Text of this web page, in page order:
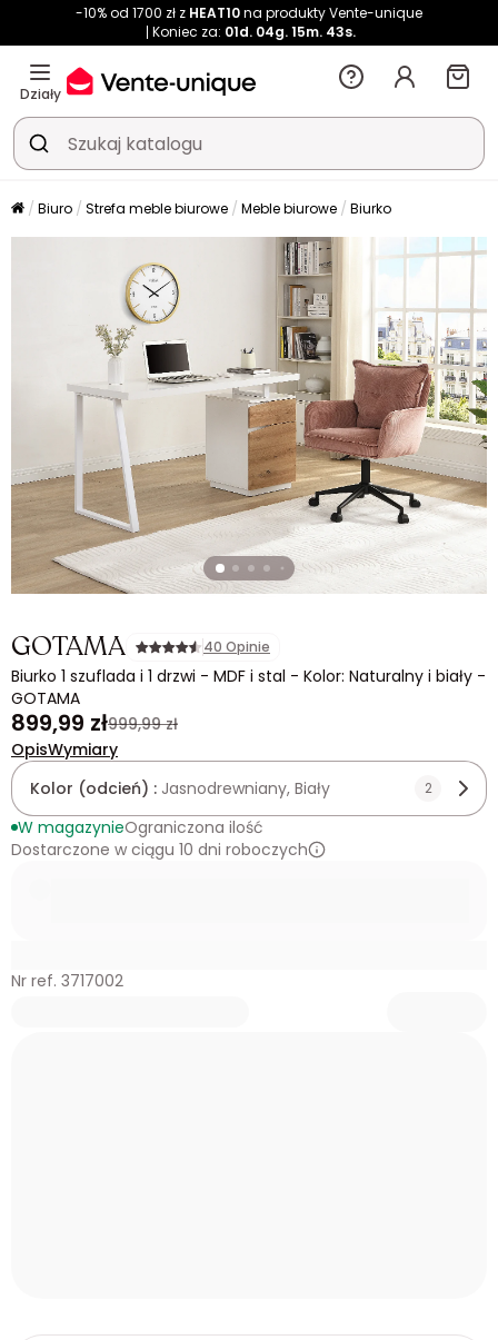
-10% od 1700 zł z HEAT10na produkty Vente-unique
Koniec za: 01d. 04g.15m. 43s.
Działy
Biuro Strefa meble biurowe Meble biurowe Biurko
GOTAMA 40 Opinie
Biurko 1 szuflada i 1 drzwi - MDF i stal - Kolor: Naturalny i biały -
GOTAMA
899,99 zł999,99 zł
OpisWymiary
Kolor (odcień) : Jasnodrewniany, Biały 2
W magazynieOgraniczona ilość
Dostarczone w ciągu 10 dni roboczych
Nr ref. 3717002